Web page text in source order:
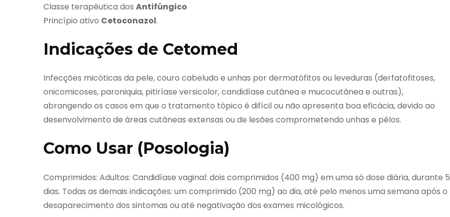
Classe terapêutica dos Antifúngico
Princípio ativo Cetoconazol.
Indicações de Cetomed
Infecções micóticas da pele, couro cabeludo e unhas por dermatófitos ou leveduras (derfatofitoses,
onicomicoses, paroniquia, pitiríase versicolor, candidíase cutânea e mucocutânea e outras),
abrangendo os casos em que o tratamento tópico é difícil ou não apresenta boa eficácia, devido ao
desenvolvimento de áreas cutâneas extensas ou de lesões comprometendo unhas e pêlos.
Como Usar (Posologia)
Comprimidos: Adultos: Candidíase vaginal: dois comprimidos (400 mg) em uma só dose diária, durante 5
dias. Todas as demais indicações: um comprimido (200 mg) ao dia, até pelo menos uma semana após o
desaparecimento dos sintomas ou até negativação dos exames micológicos.